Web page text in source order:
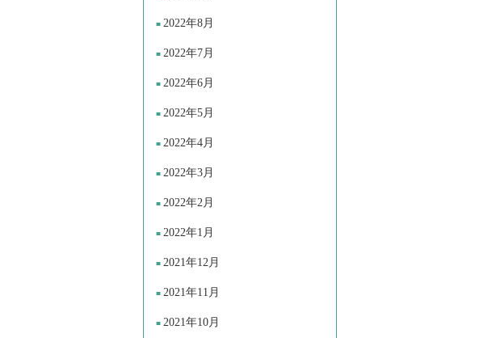
2022年8月
2022年7月
2022年6月
2022年5月
2022年4月
2022年3月
2022年2月
2022年1月
2021年12月
2021年11月
2021年10月